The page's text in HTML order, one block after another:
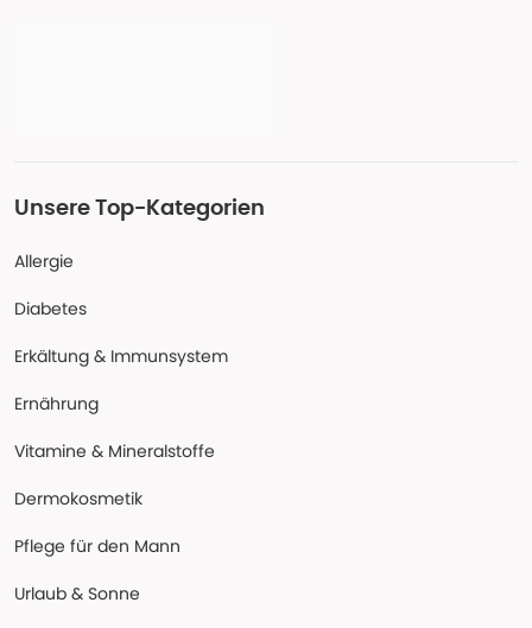
Unsere Top-Kategorien
Allergie
Diabetes
Erkältung & Immunsystem
Ernährung
Vitamine & Mineralstoffe
Dermokosmetik
Pflege für den Mann
Urlaub & Sonne